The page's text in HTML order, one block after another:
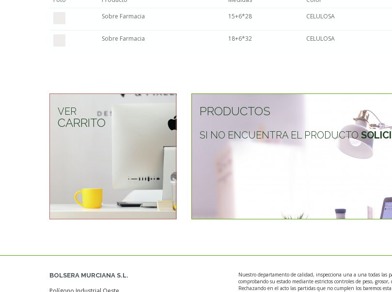
Sobre Farmacia
15+6*28 CELULOSA
Sobre Farmacia 18+6*32 CELULOSA
VER
CARRITO
PRODUCTOS
SI NO ENCUENTRA EL PRODUCTO
BOLSERA MURCIANA S.L.
Nuestro departamento de calidad, inspecciona una a una todas las
comprobando su estado mediante estrictos controles de peso,
Rechazando en el acto las partidas que no cumplen los baremos